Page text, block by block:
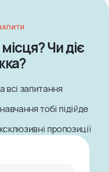
Чи діє
всі запитання
тобі підійде
пропозиції